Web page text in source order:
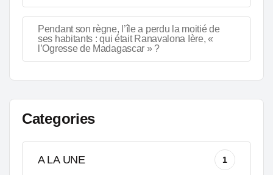
Pendant son règne, l’île a perdu la moitié de
ses habitants : qui était Ranavalona Ière, «
l’Ogresse de Madagascar » ?
Categories
A LA UNE 1